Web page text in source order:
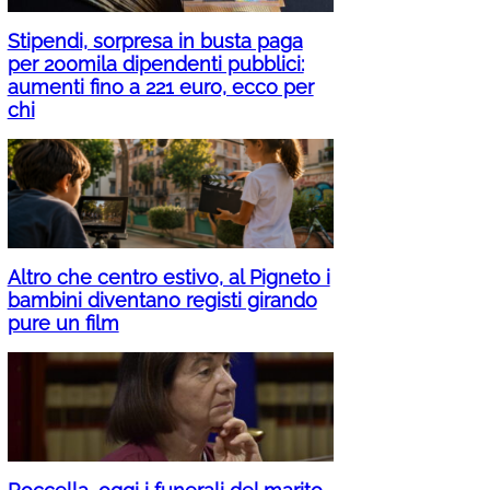
Stipendi, sorpresa in busta paga
per 200mila dipendenti pubblici:
aumenti fino a 221 euro, ecco per
chi
Altro che centro estivo, al Pigneto i
bambini diventano registi girando
pure un film